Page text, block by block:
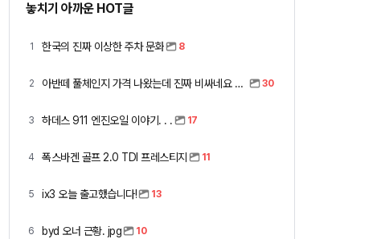
놓치기 아까운 HOT글
1 한국의 진짜 이상한 주차 문화 8
2 아반떼 풀체인지 가격 나왔는데 진짜 비싸네요 ㅎㅎ 30
3 하데스 911 엔진오일 이야기. . . 17
4 폭스바겐 골프 2.0 TDI 프레스티지 11
5 ix3 오늘 출고했습니다! 13
6 byd 오너 근황. jpg 10